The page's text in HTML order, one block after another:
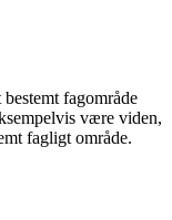
fagområde
være viden,
fagligt område.